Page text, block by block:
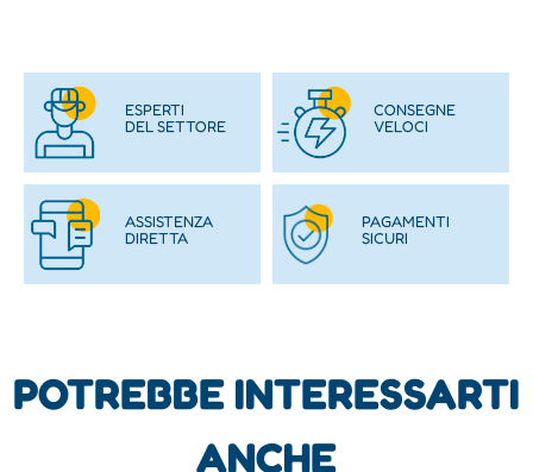
ESPERTI
DEL SETTORE
CONSEGNE
VELOCI
ASSISTENZA
DIRETTA
PAGAMENTI
SICURI
POTREBBE INTERESSARTI
ANCHE